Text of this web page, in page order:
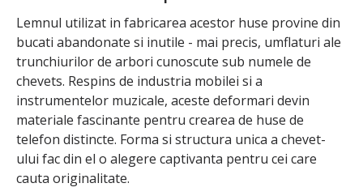
Lemnul utilizat in fabricarea acestor huse provine din
bucati abandonate si inutile - mai precis, umflaturi ale
trunchiurilor de arbori cunoscute sub numele de
chevets. Respins de industria mobilei si a
instrumentelor muzicale, aceste deformari devin
materiale fascinante pentru crearea de huse de
telefon distincte. Forma si structura unica a chevet-
ului fac din el o alegere captivanta pentru cei care
cauta originalitate.